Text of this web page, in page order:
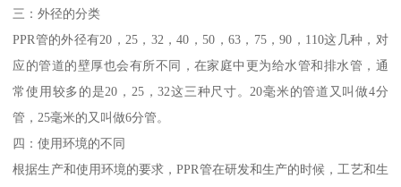
三：外径的分类
PPR管的外径有20，25，32，40，50，63，75，90，110这几种，对
应的管道的壁厚也会有所不同，在家庭中更为给水管和排水管，通
常使用较多的是20，25，32这三种尺寸。20毫米的管道又叫做4分
管，25毫米的又叫做6分管。
四：使用环境的不同
根据生产和使用环境的要求，PPR管在研发和生产的时候，工艺和生